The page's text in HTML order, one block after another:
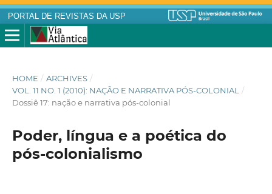
PORTAL DE REVISTAS DA USP
HOME / ARCHIVES /
VOL. 11 NO. 1 (2010): NAÇÃO E NARRATIVA PÓS-COLONIAL /
Dossiê 17: nação e narrativa pós-colonial
Poder, língua e a poética do
pós-colonialismo